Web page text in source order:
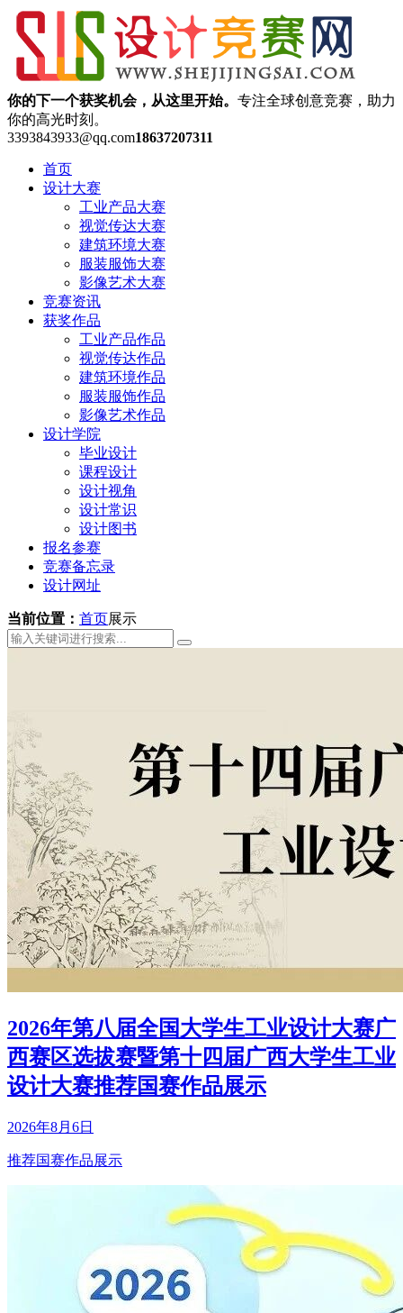
你的下一个获奖机会，从这里开始。 专注全球创意竞赛，助力
你的高光时刻。
3393843933@qq.com18637207311
首页
设计大赛
工业产品大赛
视觉传达大赛
建筑环境大赛
服装服饰大赛
影像艺术大赛
竞赛资讯
获奖作品
工业产品作品
视觉传达作品
建筑环境作品
服装服饰作品
影像艺术作品
设计学院
毕业设计
课程设计
设计视角
设计常识
设计图书
报名参赛
竞赛备忘录
设计网址
当前位置： 首页展示
2026年第八届全国大学生工业设计大赛广
西赛区选拔赛暨第十四届广西大学生工业
设计大赛推荐国赛作品展示
2026年8月6日
推荐国赛作品展示